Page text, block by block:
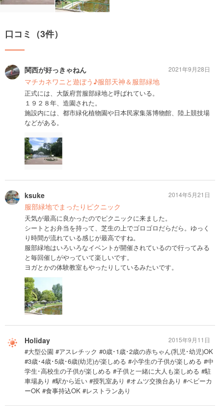
口コミ（3件）
関西が好っきゃねん
マチカネワニと遊ぼう♪服部天神＆服部緑地
正式には、大阪府営服部緑地と呼ばれている。
１９２８年、造園された。
施設内には、都市緑化植物園や日本民家集落博物館、陸上競技場
などがある。
2021年9月28日
ksuke
服部緑地でまったりピクニック
天気が最高に良かったのでピクニックに来ました。
シートとお弁当を持って、芝生の上でゴロゴロだらだら。ゆっく
り時間が流れている感じが最高ですね。
服部緑地はいろいろなイベントが開催されているので行ってみる
と毎回催しがやっていて楽しいです。
ヨガとかの体験教室もやったりしているみたいです。
2014年5月21日
Holiday
#大型公園 #アスレチック #0歳･1歳･2歳の赤ちゃん(乳児･幼児)OK
#3歳･4歳･5歳･6歳(幼児)が楽しめる #小学生の子供が楽しめる #中
学生･高校生の子供が楽しめる #子供と一緒に大人も楽しめる #駐
車場あり #駅から近い #授乳室あり #オムツ交換台あり #ベビーカ
ーOK #食事持込OK #レストランあり
2015年9月11日